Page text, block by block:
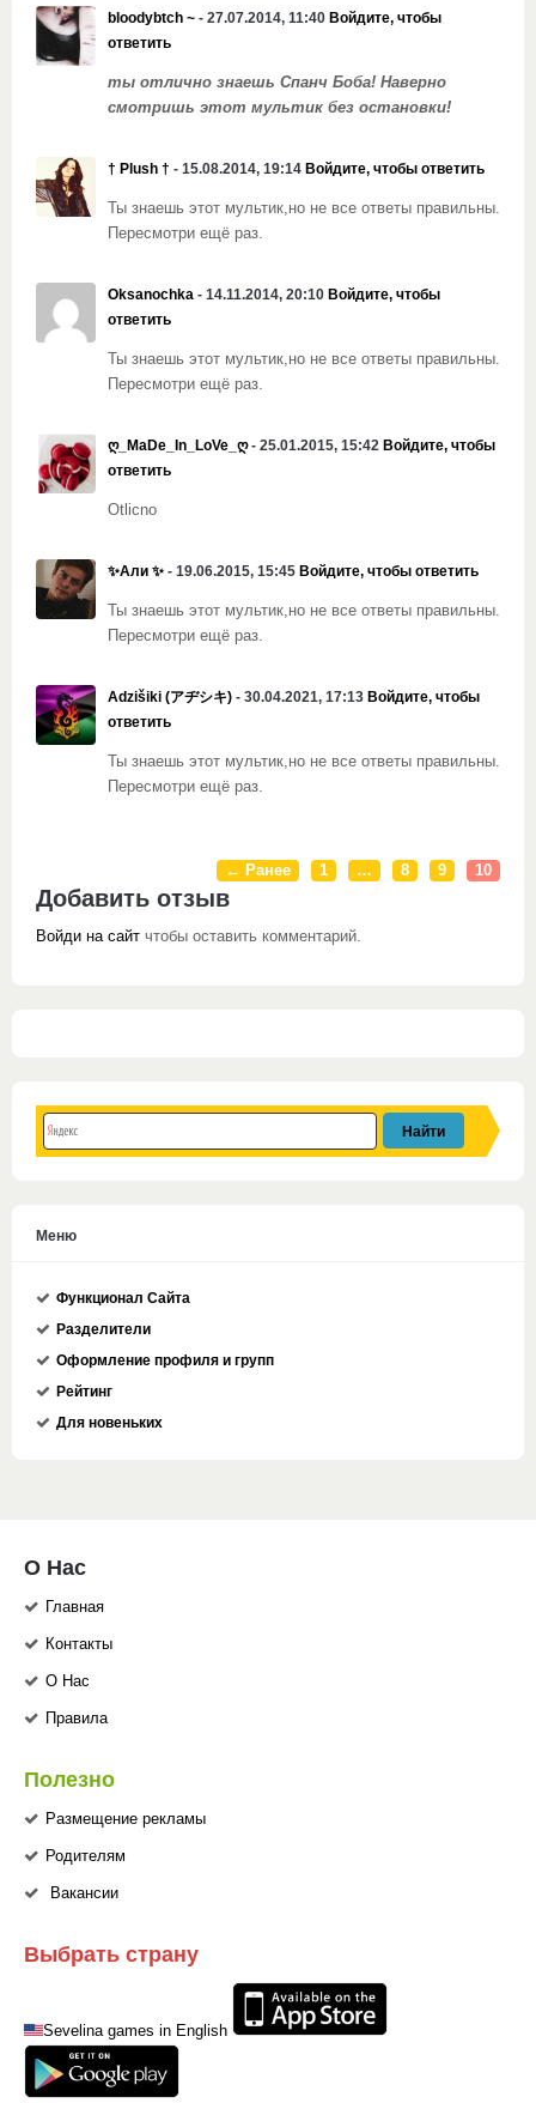
bloodybtch ~ - 27.07.2014, 11:40 Войдите, чтобы
ответить
ты отлично знаешь Спанч Боба! Наверно
смотришь этот мультик без остановки!
† Plush † - 15.08.2014, 19:14 Войдите, чтобы ответить
Ты знаешь этот мультик,но не все ответы правильны.
Пересмотри ещё раз.
Oksanochka - 14.11.2014, 20:10 Войдите, чтобы
ответить
Ты знаешь этот мультик,но не все ответы правильны.
Пересмотри ещё раз.
ღ_MaDe_In_LoVe_ღ- 25.01.2015, 15:42 Войдите, чтобы
ответить
Otlicno
✨Али ✨ - 19.06.2015, 15:45 Войдите, чтобы ответить
Ты знаешь этот мультик,но не все ответы правильны.
Пересмотри ещё раз.
Adzišiki (アヂシキ) - 30.04.2021, 17:13 Войдите, чтобы
ответить
Ты знаешь этот мультик,но не все ответы правильны.
Пересмотри ещё раз.
← Ранее 1 … 8 9 10
Добавить отзыв
Войди на сайт чтобы оставить комментарий.
Меню
Функционал Сайта
Разделители
Оформление профиля и групп
Рейтинг
Для новеньких
О Нас
Главная
Контакты
О Нас
Правила
Полезно
Размещение рекламы
Родителям
Вакансии
Выбрать страну
Sevelina games in English